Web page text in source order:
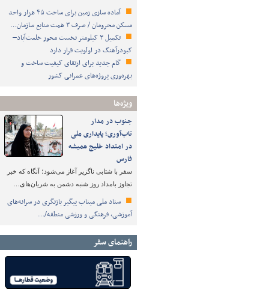
آماده سازی زمین برای ساخت ۴۵ هزار واحد
مسکن محرومان / صرف ۳ همت منابع سازمان…
تکمیل ۳ کیلومتر نخست محور خلعت‌آباد–
کبودرآهنگ در اولویت قرار دارد
گام جدید برای ارتقای کیفیت ساخت و
بهره‌وری پروژه‌های عمرانی کشور
ویژه‌ها
جنوب در مدار
تاب‌آوری؛ پایداری ملی
در امتداد خلیج همیشه
فارس
سفر با شتابی ناگزیر آغاز می‌شود؛ آنگاه که خبر
تجاوز بامداد روز شنبه دشمن به شریان‌های…
ستاد ملی میناب پیگیر بازنگری در سرانه‌های
آموزشی، فرهنگی و ورزشی منطقه/…
راهنمای سفر